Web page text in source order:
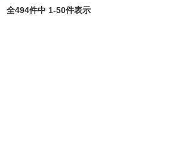
全494件中 1-50件表示